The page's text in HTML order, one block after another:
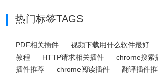
热门标签TAGS
PDF相关插件
视频下载用什么软件最好
教程
HTTP请求相关插件 chrome搜索
插件推荐
chrome阅读插件 翻译插件